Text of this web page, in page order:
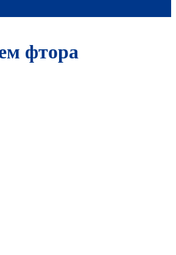
фтора